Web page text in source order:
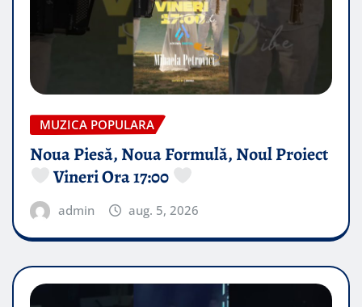
MUZICA POPULARA
Noua Piesă, Noua Formulă, Noul Proiect
Vineri Ora 17:00
admin aug. 5, 2026